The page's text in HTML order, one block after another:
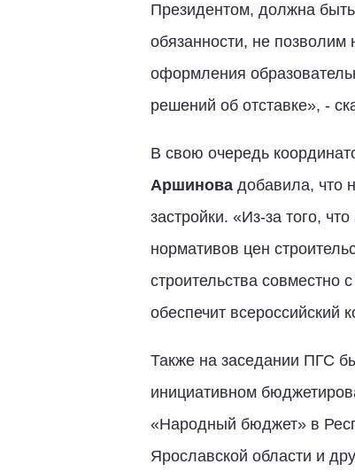
Президентом, должна
обязанности, не позволим
оформления
решений об отставке», -
В свою очередь
Аршинова добавила, что
застройки. «Из-за того,
нормативов цен
строительства совместно
обеспечит всероссийский
Также на заседании ПГС
инициативном
«Народный бюджет» в
Ярославской области и